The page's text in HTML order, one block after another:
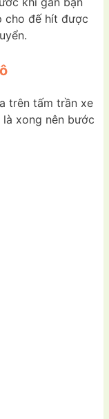
cho đế hít được
trên tấm trần xe
xong nên bước